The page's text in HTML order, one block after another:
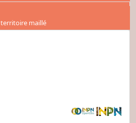
territoire maillé